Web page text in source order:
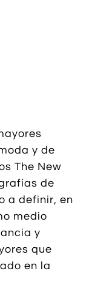
y de
The New
de
a definir, en
medio
y
que
en la